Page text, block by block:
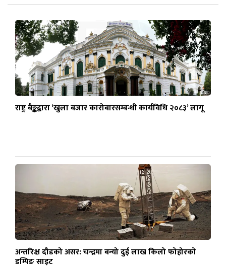
राष्ट्र बैङ्कद्वारा ‘खुला बजार कारोबारसम्बन्धी कार्यविधि २०८३’ लागू
अन्तरिक्ष दौडको असर: चन्द्रमा बन्यो दुई लाख किलो फोहोरको
डम्पिङ साइट